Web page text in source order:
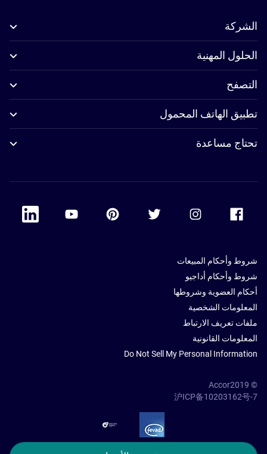
الشركة
الحلول المهنية
التصفح
تطبيق الهاتف المحمول
تحتاج مساعدة
Accor Youtube
Linkedin
شروط وأحكام المبيعات
شروط وأحكام أداجيو
أحكام العضوية وشروطها
المعلومات الشخصية
ملفات تعريف الارتباط
المعلومات القانونية
Do Not Sell My Personal Information
© Accor2019
沪ICP备10203162号-7